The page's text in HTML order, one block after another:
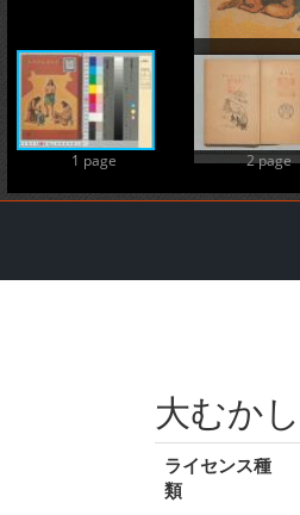
1 page 2 page
大むか
ライセンス種
類